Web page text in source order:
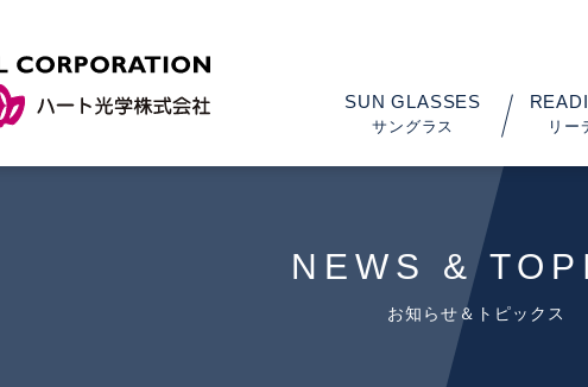
SUN GLASSES
サングラス リー
NEWS &
お知らせ＆トピックス